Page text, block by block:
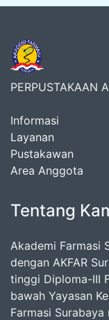
PERPUSTAKAAN
Informasi
Layanan
Pustakawan
Area Anggota
Tentang
Akademi Farmasi
dengan AKFAR
tinggi Diploma-III
bawah Yayasan
Farmasi